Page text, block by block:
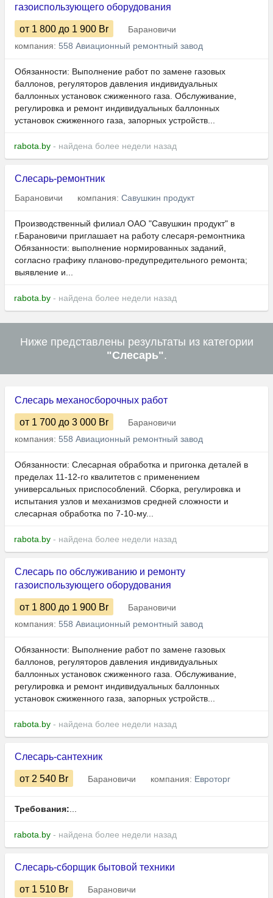
газоиспользующего оборудования
от 1 800 до 1 900 Br
Барановичи
компания: 558 Авиационный ремонтный завод
Обязанности: Выполнение работ по замене газовых
баллонов, регуляторов давления индивидуальных
баллонных установок сжиженного газа. Обслуживание,
регулировка и ремонт индивидуальных баллонных
установок сжиженного газа, запорных устройств...
rabota.by - найдена более недели назад
Слесарь-ремонтник
Барановичи компания: Савушкин продукт
Производственный филиал ОАО "Савушкин продукт" в
г.Барановичи приглашает на работу слесаря-ремонтника
Обязанности: выполнение нормированных заданий,
согласно графику планово-предупредительного ремонта;
выявление и...
rabota.by - найдена более недели назад
Ниже представлены результаты из категории
"Слесарь".
Слесарь механосборочных работ
от 1 700 до 3 000 Br
Барановичи
компания: 558 Авиационный ремонтный завод
Обязанности: Слесарная обработка и пригонка деталей в
пределах 11-12-го квалитетов с применением
универсальных приспособлений. Сборка, регулировка и
испытания узлов и механизмов средней сложности и
слесарная обработка по 7-10-му...
rabota.by - найдена более недели назад
Слесарь по обслуживанию и ремонту
газоиспользующего оборудования
от 1 800 до 1 900 Br
Барановичи
компания: 558 Авиационный ремонтный завод
Обязанности: Выполнение работ по замене газовых
баллонов, регуляторов давления индивидуальных
баллонных установок сжиженного газа. Обслуживание,
регулировка и ремонт индивидуальных баллонных
установок сжиженного газа, запорных устройств...
rabota.by - найдена более недели назад
Слесарь-сантехник
от 2 540 Br Барановичи компания: Евроторг
Требования:...
rabota.by - найдена более недели назад
Слесарь-сборщик бытовой техники
от 1 510 Br Барановичи